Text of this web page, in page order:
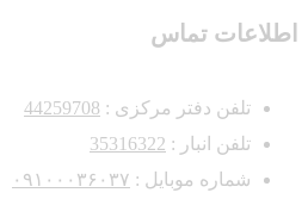
اطلاعات تماس
تلفن دفتر مرکزی :‌ 44259708
تلفن انبار :‌ 35316322
شماره موبایل : ۰۹۱۰۰۰۳۶۰۳۷